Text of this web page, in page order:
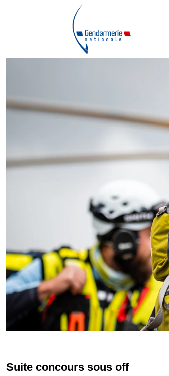
Suite concours sous off